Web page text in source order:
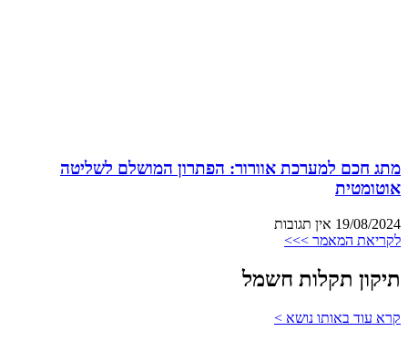
מתג חכם למערכת אוורור: הפתרון המושלם לשליטה
אוטומטית
19/08/2024 אין תגובות
לקריאת המאמר >>>
תיקון תקלות חשמל
קרא עוד באותו נושא >